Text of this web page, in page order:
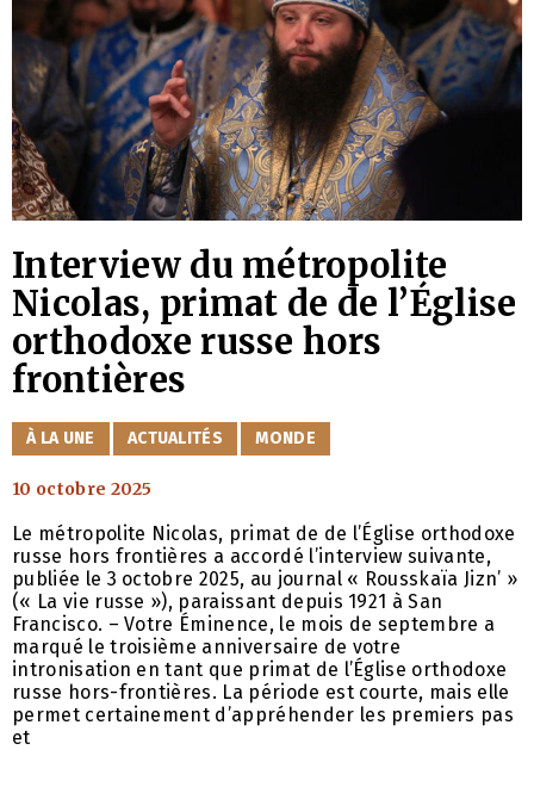
Interview du métropolite
Nicolas, primat de de l’Église
orthodoxe russe hors
frontières
CATÉGORIES
À LA UNE ACTUALITÉS MONDE
10 octobre 2025
Le métropolite Nicolas, primat de de l’Église orthodoxe
russe hors frontières a accordé l’interview suivante,
publiée le 3 octobre 2025, au journal « Rousskaïa Jizn’ »
(« La vie russe »), paraissant depuis 1921 à San
Francisco. – Votre Éminence, le mois de septembre a
marqué le troisième anniversaire de votre
intronisation en tant que primat de l’Église orthodoxe
russe hors-frontières. La période est courte, mais elle
permet certainement d’appréhender les premiers pas
et